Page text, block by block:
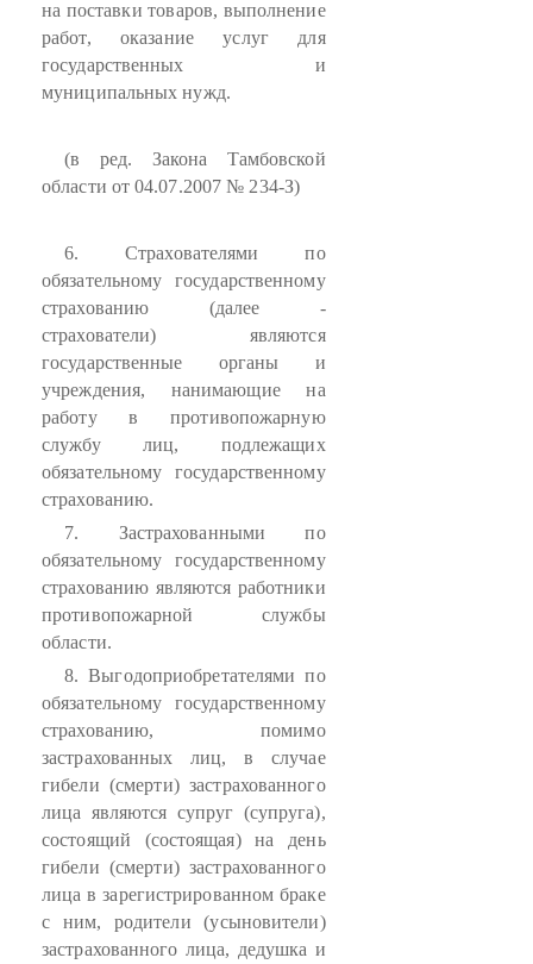
на поставки товаров, выполнение
работ, оказание услуг для
государственных и
муниципальных нужд.
(в ред. Закона Тамбовской
области от 04.07.2007 № 234-З)
6. Страхователями по
обязательному государственному
страхованию (далее -
страхователи) являются
государственные органы и
учреждения, нанимающие на
работу в противопожарную
службу лиц, подлежащих
обязательному государственному
страхованию.
7. Застрахованными по
обязательному государственному
страхованию являются работники
противопожарной службы
области.
8. Выгодоприобретателями по
обязательному государственному
страхованию, помимо
застрахованных лиц, в случае
гибели (смерти) застрахованного
лица являются супруг (супруга),
состоящий (состоящая) на день
гибели (смерти) застрахованного
лица в зарегистрированном браке
с ним, родители (усыновители)
застрахованного лица, дедушка и